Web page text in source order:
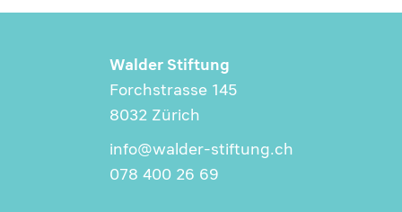
Walder Stiftung
Forchstrasse 145
8032 Zürich
info@walder-stiftung.ch
078 400 26 69